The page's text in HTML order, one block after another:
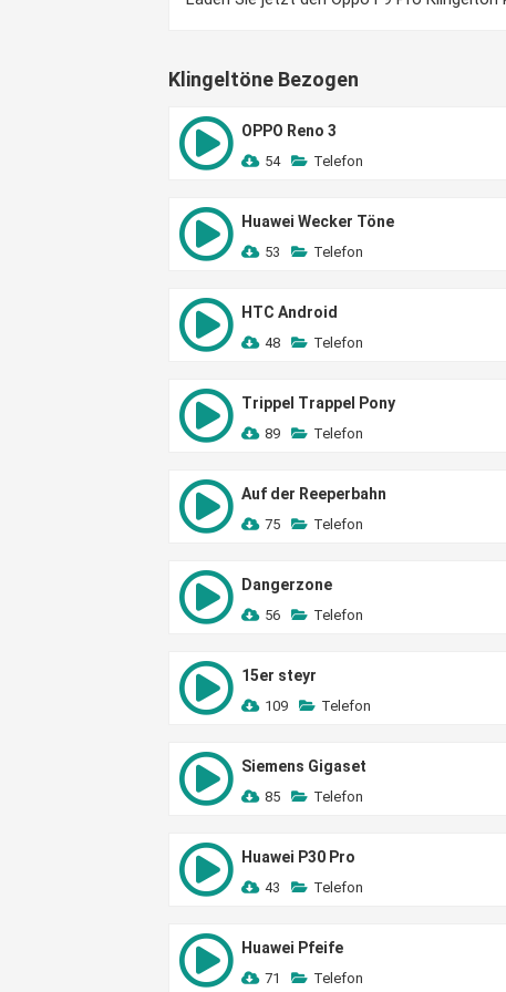
Klingeltöne Bezogen
OPPO Reno 3
54 Telefon
Huawei Wecker Töne
53 Telefon
HTC Android
48 Telefon
Trippel Trappel Pony
89 Telefon
Auf der Reeperbahn
75 Telefon
Dangerzone
56 Telefon
15er steyr
109 Telefon
Siemens Gigaset
85 Telefon
Huawei P30 Pro
43 Telefon
Huawei Pfeife
71 Telefon